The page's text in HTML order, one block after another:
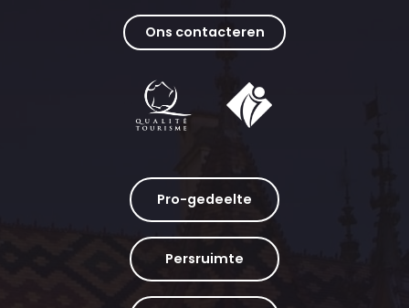
Ons contacteren
Pro-gedeelte
Persruimte